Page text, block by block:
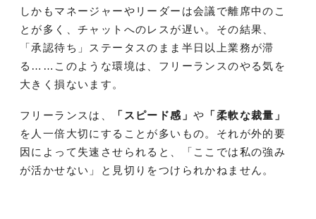
しかもマネージャーやリーダーは会議で離席中のこ
とが多く、チャットへのレスが遅い。その結果、
「承認待ち」ステータスのまま半日以上業務が滞
る……このような環境は、フリーランスのやる気を
大きく損ないます。
フリーランスは、 「スピード感」や 「柔軟な裁量」
を人一倍大切にすることが多いもの。それが外的要
因によって失速させられると、「ここでは私の強み
が活かせない」と見切りをつけられかねません。